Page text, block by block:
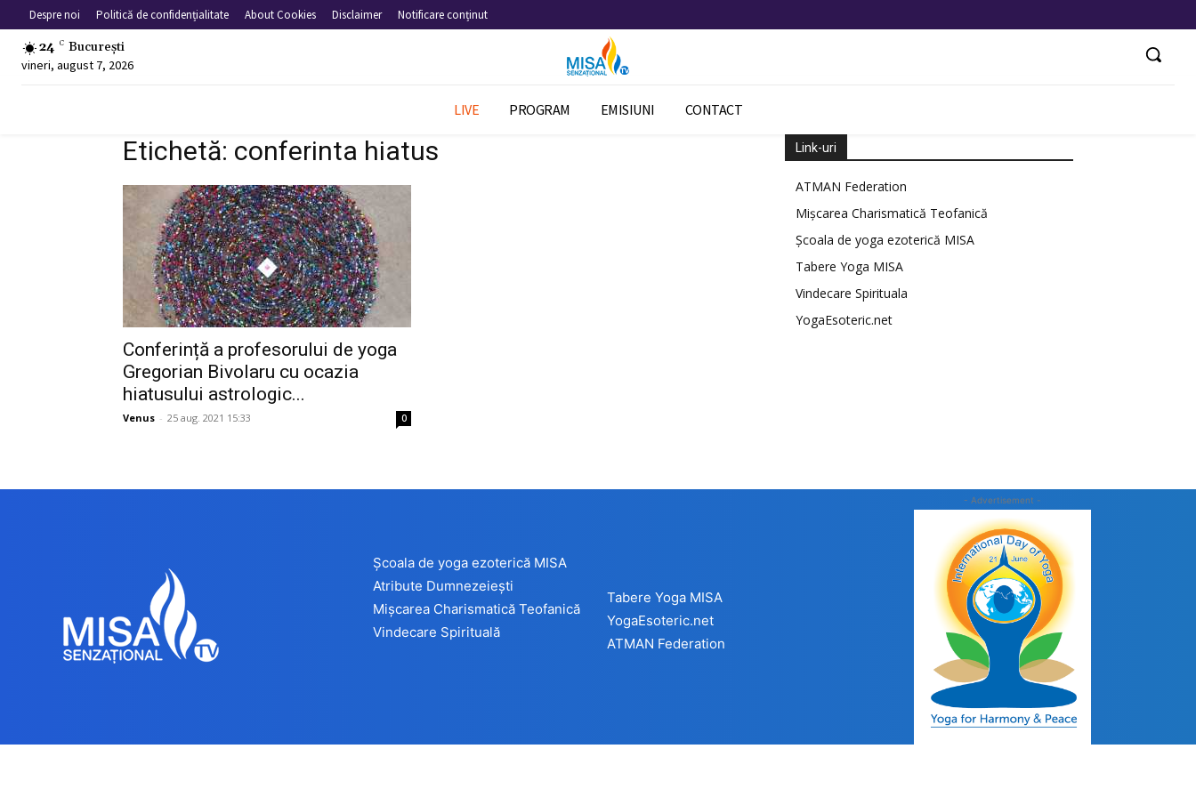
Despre noi Politică de confidențialitate About Cookies Disclaimer Notificare conținut
24 C București
vineri, august 7, 2026
LIVE PROGRAM EMISIUNI CONTACT
Etichetă: conferinta hiatus
Conferință a profesorului de yoga
Gregorian Bivolaru cu ocazia
hiatusului astrologic...
Venus - 25 aug. 2021 15:33 0
Link-uri
ATMAN Federation
Mișcarea Charismatică Teofanică
Școala de yoga ezoterică MISA
Tabere Yoga MISA
Vindecare Spirituala
YogaEsoteric.net
Școala de yoga ezoterică MISA
Atribute Dumnezeiești
Mișcarea Charismatică Teofanică
Vindecare Spirituală
Tabere Yoga MISA
YogaEsoteric.net
ATMAN Federation
- Advertisement -